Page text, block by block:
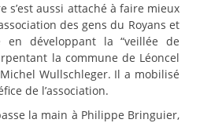
s’est aussi attaché à faire mieux
des gens du Royans et
en développant la “veillée de
la commune de Léoncel
Wullschleger. Il a mobilisé
de l’association.
la main à Philippe Bringuier,